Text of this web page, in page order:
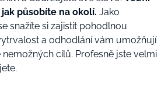
působíte na okolí. Jako
snažíte si zajistit pohodlnou
a odhodlání vám umožňují
cílů. Profesně jste velmi